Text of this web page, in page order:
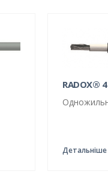
RADOX®
Детальніше